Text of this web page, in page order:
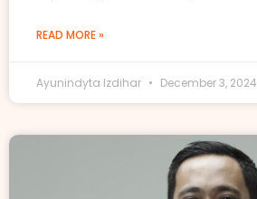
READ MORE »
Ayunindyta Izdihar December 3, 2024